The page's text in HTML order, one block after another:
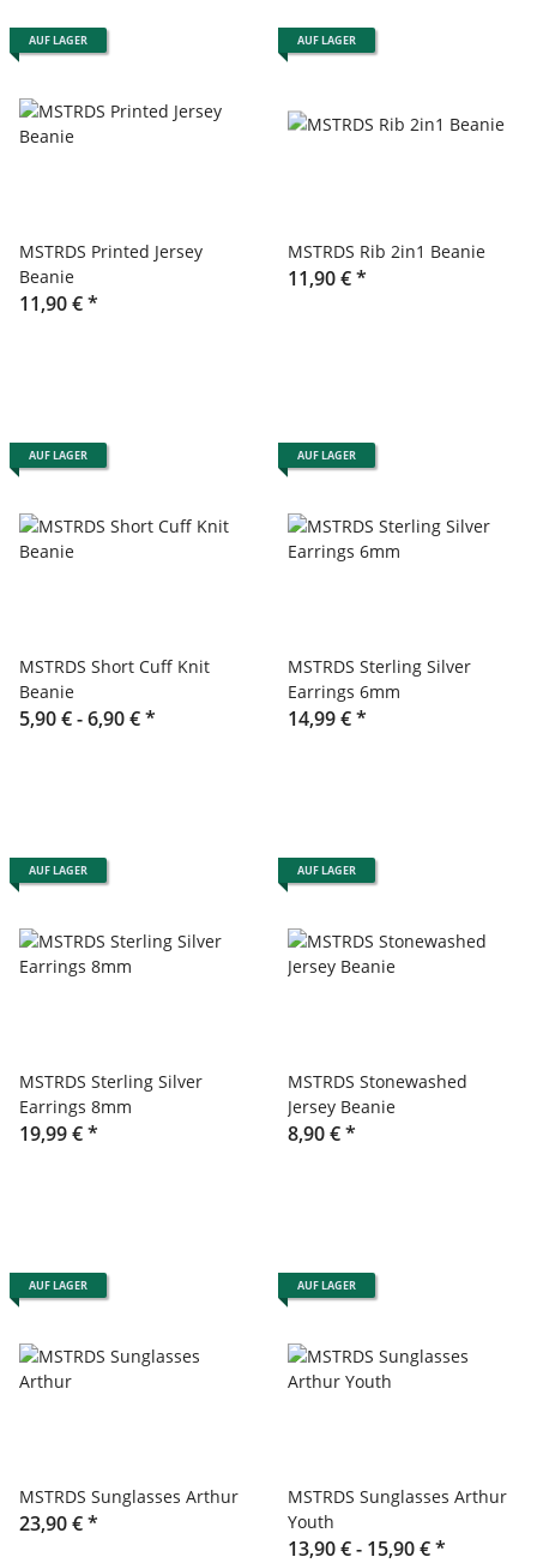
AUF LAGER
MSTRDS Printed Jersey
Beanie
11,90 €*
AUF LAGER
MSTRDS Rib 2in1 Beanie
11,90 €*
AUF LAGER
MSTRDS Short Cuff Knit
Beanie
5,90 € -6,90 €*
AUF LAGER
MSTRDS Sterling Silver
Earrings 6mm
14,99 €*
AUF LAGER
MSTRDS Sterling Silver
Earrings 8mm
19,99 €*
AUF LAGER
MSTRDS Stonewashed
Jersey Beanie
8,90 €*
AUF LAGER
MSTRDS Sunglasses Arthur
23,90 €*
AUF LAGER
MSTRDS Sunglasses Arthur
Youth
13,90 € - 15,90 €*